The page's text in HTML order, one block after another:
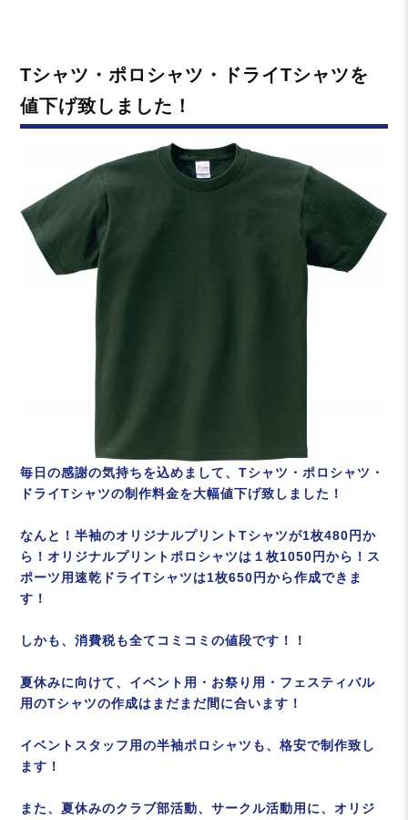
ー
Tシャツ・ポロシャツ・ドライTシャツを
値下げ致しました！
毎日の感謝の気持ちを込めまして、Tシャツ・ポロシャツ・
ドライTシャツの制作料金を大幅値下げ致しました！
なんと！半袖のオリジナルプリントTシャツが1枚480円か
ら！オリジナルプリントポロシャツは１枚1050円から！ス
ポーツ用速乾ドライTシャツは1枚650円から作成できま
す！
しかも、消費税も全てコミコミの値段です！！
夏休みに向けて、イベント用・お祭り用・フェスティバル
用のTシャツの作成はまだまだ間に合います！
イベントスタッフ用の半袖ポロシャツも、格安で制作致し
ます！
また、夏休みのクラブ部活動、サークル活動用に、オリジ